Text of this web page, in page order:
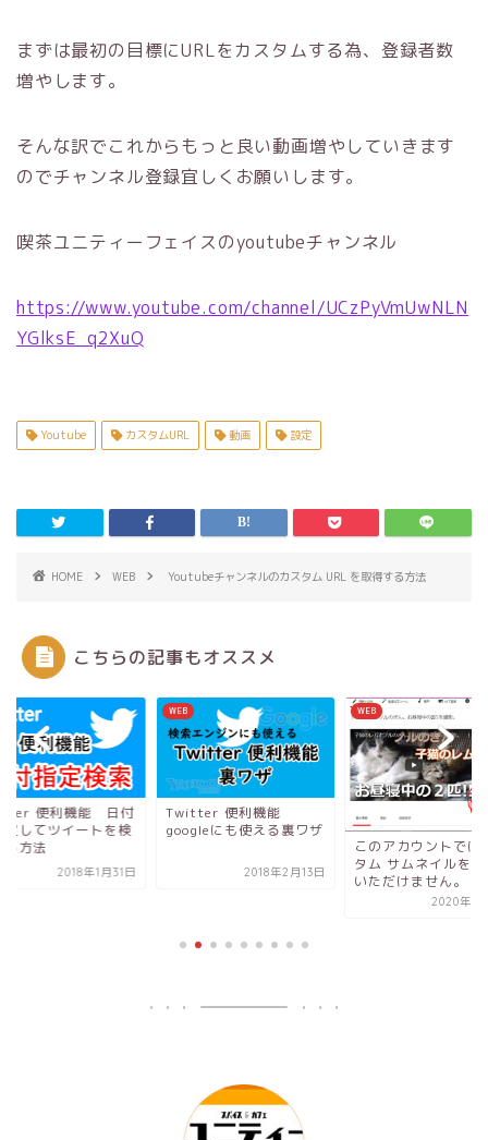
まずは最初の目標にURLをカスタムする為、登録者数
増やします。
そんな訳でこれからもっと良い動画増やしていきます
のでチャンネル登録宜しくお願いします。
喫茶ユニティーフェイスのyoutubeチャンネル
https://www.youtube.com/channel/UCzPyVmUwNLN
YGlksE_q2XuQ
Youtube カスタムURL 動画 設定
HOME WEB Youtubeチャンネルのカスタム URL を取得する方法
こちらの記事もオススメ
便利機能 日付
定してツイートを検
る方法
2018年1月31日
WEB
Twitter 便利機能
googleにも使える裏ワザ
2018年2月13日
WEB
このアカウントでは
タム サムネイルを
いただけません。
2020年1